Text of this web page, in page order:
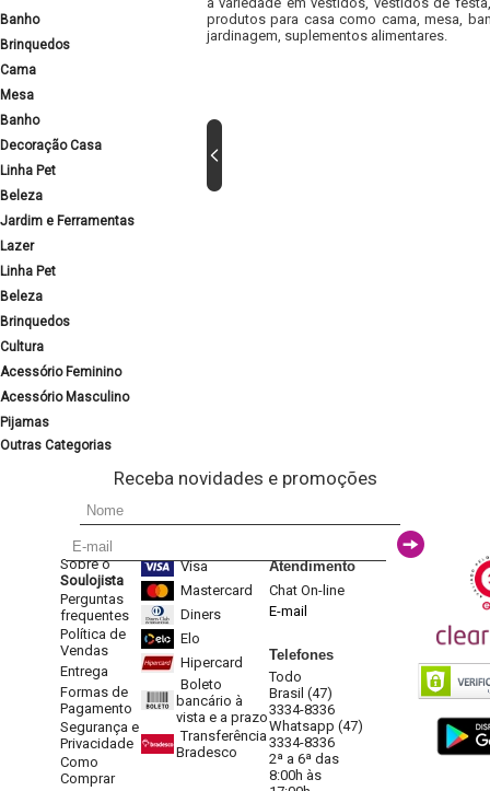
Banho
Brinquedos
Cama
Mesa
Banho
Decoração Casa
Linha Pet
Beleza
Jardim e Ferramentas
Lazer
Linha Pet
Beleza
Brinquedos
Cultura
Acessório Feminino
Acessório Masculino
Pijamas
Outras Categorias
produtos para casa como cama, mesa,
jardinagem, suplementos alimentares.
Receba novidades e promoções
Sobre o
Soulojista
Perguntas
frequentes
Política de
Vendas
Entrega
Formas de
Pagamento
Segurança e
Privacidade
Como
Comprar
Visa
Mastercard
Diners
Elo
Hipercard
Boleto
bancário à
vista e a prazo
Transferência
Bradesco
Atendimento
Chat On-line
E-mail
Telefones
Todo
Brasil (47)
3334-8336
Whatsapp (47)
3334-8336
2ª a 6ª das
8:00h às